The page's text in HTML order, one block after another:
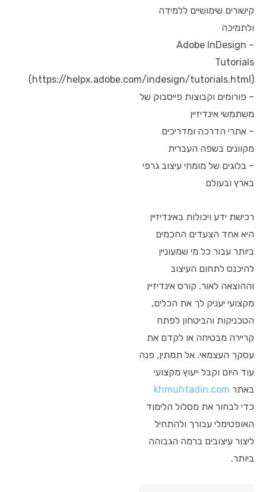
קישורים שימושיים ללמידה
ולתמיכה
– Adobe InDesign
Tutorials
(https://helpx.adobe.com/indesign/tutorials.html)
– פורומים וקבוצות פייסבוק של
משתמשי אינדיזיין
– אתרי הדרכה ומדריכים
מקוונים בשפה העברית
– בלוגים של מומחי עיצוב גרפי
בארץ ובעולם
רכישת ידע ויכולות באינדיזיין
היא אחד הצעדים החכמים
ביותר עבור כל מי שמעוניין
להיכנס לתחום העיצוב
וההוצאה לאור. קורס אינדיזיין
מקצועי יעניק לך את הכלים,
הטכניקות והביטחון לפתח
קריירה מבטיחה או לקדם את
עסקך העצמאי. אל תמתין, פנה
עוד היום וקבל ייעוץ מקצועי
באתר khmuhtadin.com
כדי לבחור את מסלול הלימוד
האופטימלי עבורך ולהתחיל
ליצור עיצובים ברמה הגבוהה
ביותר.